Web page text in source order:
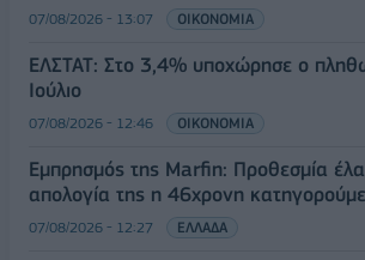
07/08/2026 - 13:07 ΟΙΚΟΝΟΜΙΑ
ΕΛΣΤΑΤ: Στο 3,4% υποχώρησε ο
Ιούλιο
07/08/2026 - 12:46 ΟΙΚΟΝΟΜΙΑ
Εμπρησμός της Marfin: Προθεσμία
απολογία της η 46χρονη
07/08/2026 - 12:27 ΕΛΛΑΔΑ